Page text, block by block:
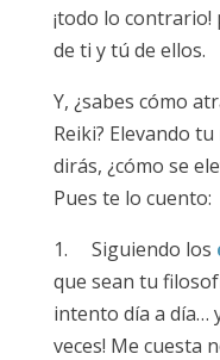
¡todo lo
de ti y tú de ellos.
Y, ¿sabes cómo
Reiki? Elevando
dirás, ¿cómo se
Pues te lo cuento:
1. Siguiendo los
que sean tu
intento día a día…
veces! Me cuesta